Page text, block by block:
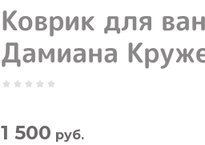
Коврик для
Дамиана
1 500 руб.